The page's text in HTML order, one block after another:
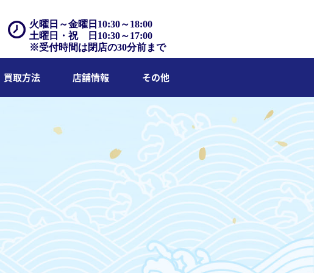
火曜日～金曜日10:30～18:00
土曜日・祝 日10:30～17:00
※受付時間は閉店の30分前まで
買取方法 店舗情報 その他